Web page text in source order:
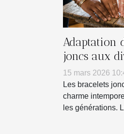
Adaptation
joncs aux
15 mars 2026
Les bracelets
charme
les générations.